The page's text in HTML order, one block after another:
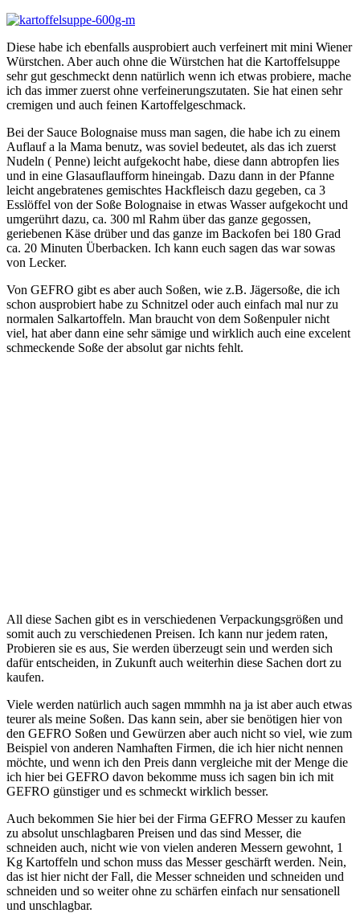
Diese habe ich ebenfalls ausprobiert auch verfeinert mit mini Wiener
Würstchen. Aber auch ohne die Würstchen hat die Kartoffelsuppe
sehr gut geschmeckt denn natürlich wenn ich etwas probiere, mache
ich das immer zuerst ohne verfeinerungszutaten. Sie hat einen sehr
cremigen und auch feinen Kartoffelgeschmack.
Bei der Sauce Bolognaise muss man sagen, die habe ich zu einem
Auflauf a la Mama benutz, was soviel bedeutet, als das ich zuerst
Nudeln ( Penne) leicht aufgekocht habe, diese dann abtropfen lies
und in eine Glasauflaufform hineingab. Dazu dann in der Pfanne
leicht angebratenes gemischtes Hackfleisch dazu gegeben, ca 3
Esslöffel von der Soße Bolognaise in etwas Wasser aufgekocht und
umgerührt dazu, ca. 300 ml Rahm über das ganze gegossen,
geriebenen Käse drüber und das ganze im Backofen bei 180 Grad
ca. 20 Minuten Überbacken. Ich kann euch sagen das war sowas
von Lecker.
Von GEFRO gibt es aber auch Soßen, wie z.B. Jägersoße, die ich
schon ausprobiert habe zu Schnitzel oder auch einfach mal nur zu
normalen Salkartoffeln. Man braucht von dem Soßenpuler nicht
viel, hat aber dann eine sehr sämige und wirklich auch eine excelent
schmeckende Soße der absolut gar nichts fehlt.
schneiden auch, nicht wie von vielen anderen Messern gewohnt, 1
Kg Kartoffeln und schon muss das Messer geschärft werden. Nein,
das ist hier nicht der Fall, die Messer schneiden und schneiden und
schneiden und so weiter ohne zu schärfen einfach nur sensationell
und unschlagbar.
Die Messer sind Schweizer Qualität und ich kann nur sagen
VORSICHT SCHARF. Und genau das sind sie wirklich Scharf von
der Klinge bis zum Preis.
Alles in allem bekommt GEFRO von mir die Bewertung
HERVORRAGEND in Preis, Qualität und Leistung. Es stimmt
einfach alles und ich werde diese Artikel auch weiterhin benutzen,
den hier muss man sagen ist wirklich Qualität und Geschmack an
erste Stelle gesetzt worden. Besser geht es nicht.
Vielen Dank, an meinen Bekannten, der mir
GEFRO empfohlen hat. Noch zum Schluss, es gibt
auchPrämien für Freundschaftswerbungen,einfach
mal nachscheuen.